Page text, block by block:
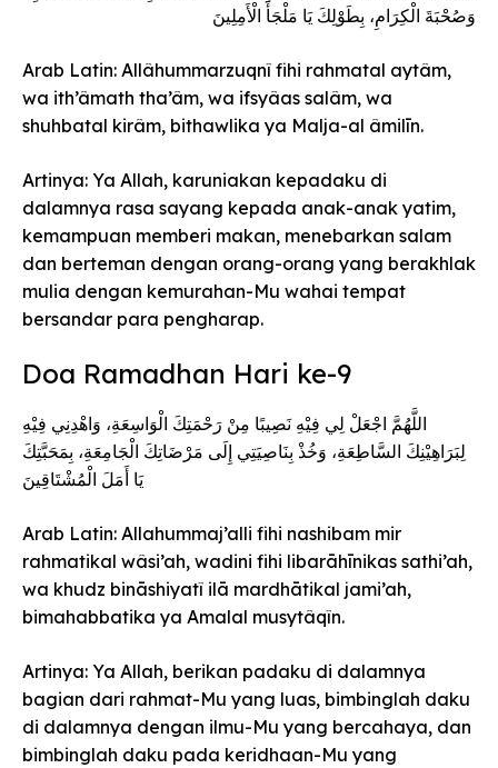
وَصُحْبَةَ الْكِرَامِ، بِطَوْلِكَ يَا مَلْجَأَ الْأَمِلِينَ
Arab Latin: Allâhummarzuqnî fihi rahmatal aytâm,
wa ith’âmath tha’âm, wa ifsyâas salâm, wa
shuhbatal kirâm, bithawlika ya Malja-al âmilīn.
Artinya: Ya Allah, karuniakan kepadaku di
dalamnya rasa sayang kepada anak-anak yatim,
kemampuan memberi makan, menebarkan salam
dan berteman dengan orang-orang yang berakhlak
mulia dengan kemurahan-Mu wahai tempat
bersandar para pengharap.
Doa Ramadhan Hari ke-9
اللَّهُمَّ اجْعَلْ لِي فِيْهِ نَصِيبًا مِنْ رَحْمَتِكَ الْوَاسِعَةِ، وَاهْدِنِي فِيْهِ
لِبَرَاهِيْنِكَ السَّاطِعَةِ، وَخُذْ بِنَاصِيَتِي إِلَى مَرْضَاتِكَ الْجَامِعَةِ، بِمَحَبَّتِكَ
يَا أَمَلَ الْمُشْتَاقِينَ
Arab Latin: Allahummaj’alli fihi nashibam mir
rahmatikal wâsi’ah, wadini fihi libarāhīnikas sathi’ah,
wa khudz bināshiyatî ilā mardhātikal jami’ah,
bimahabbatika ya Amalal musytâqîn.
Artinya: Ya Allah, berikan padaku di dalamnya
bagian dari rahmat-Mu yang luas, bimbinglah daku
di dalamnya dengan ilmu-Mu yang bercahaya, dan
bimbinglah daku pada keridhaan-Mu yang